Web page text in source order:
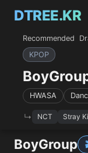
DTREE.KR
Recommended
KPOP
HWASA
NCT Stray
BoyGroup